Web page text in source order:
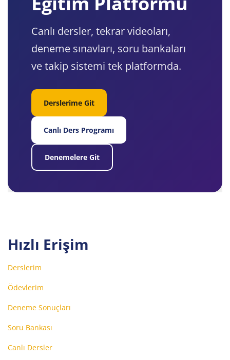
Canlı dersler, tekrar videoları,
deneme sınavları, soru bankaları
ve takip sistemi tek platformda.
Derslerime Git
Canlı Ders Programı
Denemelere Git
Hızlı Erişim
Derslerim
Ödevlerim
Deneme Sonuçları
Soru Bankası
Canlı Dersler